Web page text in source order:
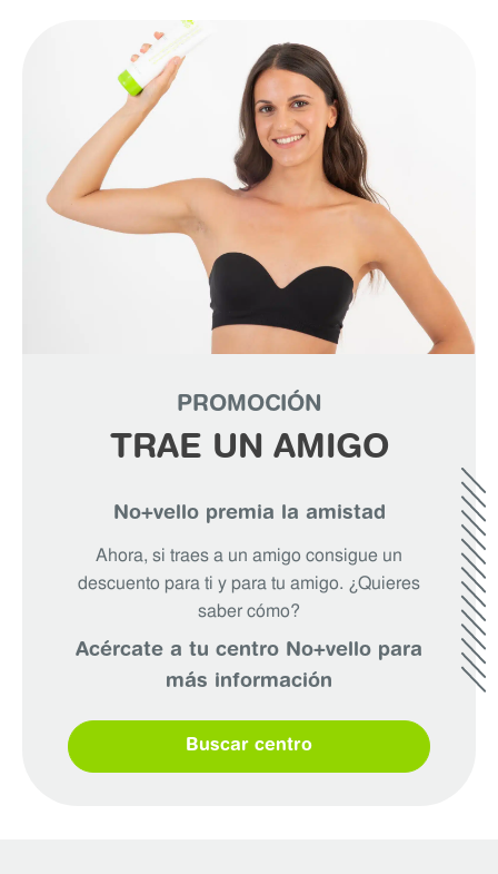
PROMOCIÓN
TRAE UN AMIGO
No+vello premia la amistad
Ahora, si traes a un amigo consigue un
descuento para ti y para tu amigo. ¿Quieres
saber cómo?
Acércate a tu centro No+vello para
más información
Buscar centro